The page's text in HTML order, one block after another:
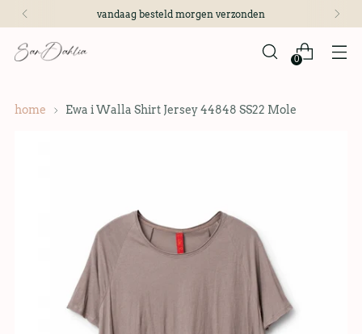
vandaag besteld morgen verzonden
0
home Ewa i Walla Shirt Jersey 44848 SS22 Mole